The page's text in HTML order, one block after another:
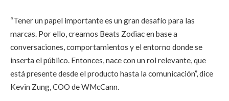
“Tener un papel importante es un gran desafío para las
marcas. Por ello, creamos Beats Zodiac en base a
conversaciones, comportamientos y el entorno donde se
inserta el público. Entonces, nace con un rol relevante, que
está presente desde el producto hasta la comunicación”, dice
Kevin Zung, COO de WMcCann.